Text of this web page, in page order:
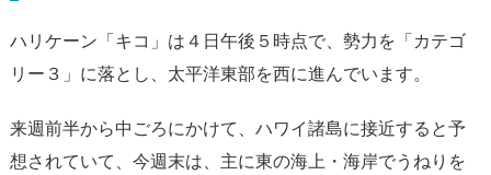
ハリケーン「キコ」は４日午後５時点で、勢力を「カテゴ
リー３」に落とし、太平洋東部を西に進んでいます。
来週前半から中ごろにかけて、ハワイ諸島に接近すると予
想されていて、今週末は、主に東の海上・海岸でうねりを